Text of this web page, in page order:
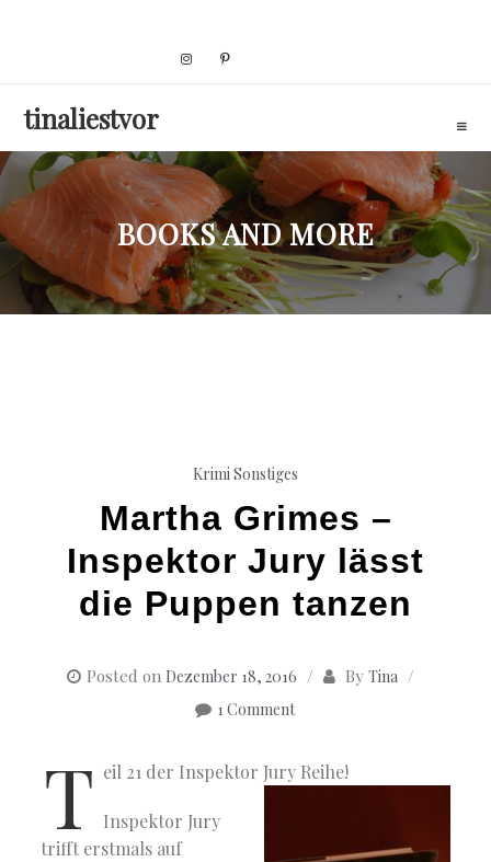
tinaliestvor
BOOKS AND MORE
KrimiSonstiges
Martha Grimes –
Inspektor Jury lässt
die Puppen tanzen
Posted on Dezember 18, 2016 By Tina
1 Comment
T eil 21 der Inspektor Jury Reihe!
Inspektor Jury
trifft erstmals auf